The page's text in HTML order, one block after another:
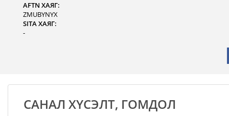
AFTN ХАЯГ:
ZMUBYNYX
SITA ХАЯГ:
-
САНАЛ ХҮСЭЛТ, ГОМДОЛ